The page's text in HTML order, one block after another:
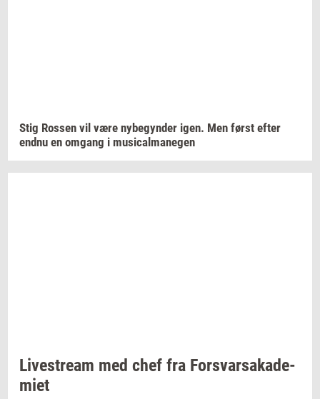
Stig Ros­sen vil være ny­be­gyn­der igen. Men først efter
endnu en om­gang i mu­si­cal­ma­ne­gen
Li­ve­stream med chef fra For­svar­sa­ka­de­
mi­et